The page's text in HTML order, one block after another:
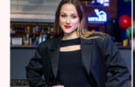
Seriály
Horoskopy
Sledujte prima+